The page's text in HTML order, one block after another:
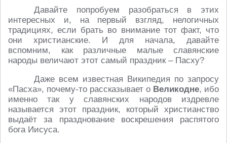
Давайте попробуем разобраться в этих
интересных и, на первый взгляд, нелогичных
традициях, если брать во внимание тот факт, что
они христианские. И для начала, давайте
вспомним, как различные малые славянские
народы величают этот самый праздник – Пасху?
Даже всем известная Википедия по запросу
«Пасха», почему-то рассказывает о Великодне, ибо
именно так у славянских народов издревле
называется этот праздник, который христианство
выдаёт за празднование воскрешения распятого
бога Иисуса.